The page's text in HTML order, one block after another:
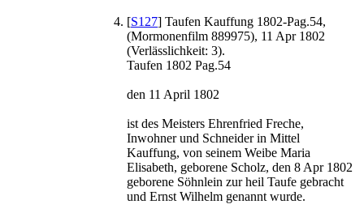
[S127] Taufen Kauffung 1802-Pag.54,
(Mormonenfilm 889975), 11 Apr 1802
(Verlässlichkeit: 3).
Taufen 1802 Pag.54
den 11 April 1802
ist des Meisters Ehrenfried Freche,
Inwohner und Schneider in Mittel
Kauffung, von seinem Weibe Maria
Elisabeth, geborene Scholz, den 8 Apr 1802
geborene Söhnlein zur heil Taufe gebracht
und Ernst Wilhelm genannt wurde.